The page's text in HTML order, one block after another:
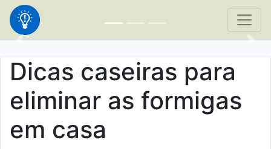
Dicas caseiras para
eliminar as formigas
em casa